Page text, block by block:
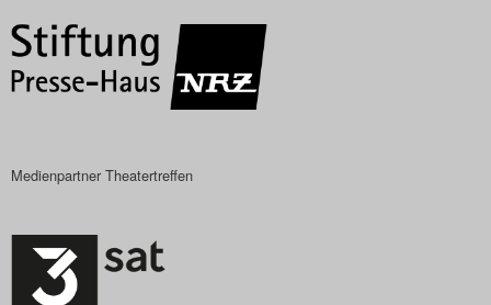
Medienpartner Theatertreffen